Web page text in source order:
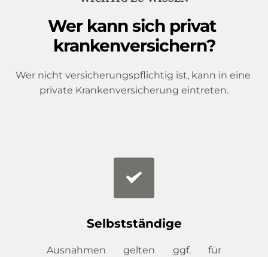
Wer kann sich privat
krankenversichern?
Wer nicht versicherungspflichtig ist, kann in eine
private Krankenversicherung eintreten.
Selbstständige
Ausnahmen gelten ggf. für